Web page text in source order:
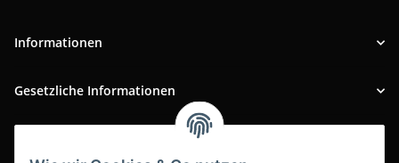
Informationen
Gesetzliche Informationen